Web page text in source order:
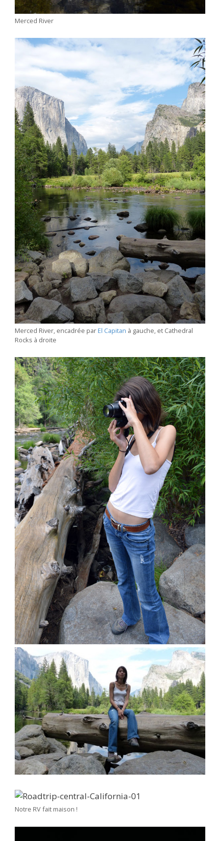
Merced River
Merced River, encadrée par El Capitan à gauche, et Cathedral
Rocks à droite
Notre RV fait maison !